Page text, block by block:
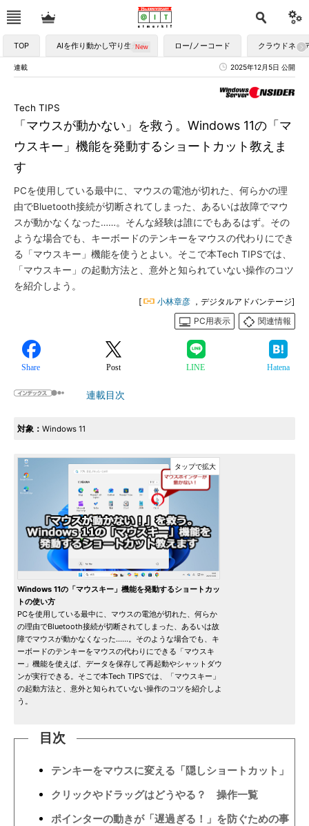
TOP AIを作り動かし守り生かす ロー/ノーコード クラウドネイ
連載 2025年12月5日 公開
「マウスが動かない」を救う。Windows 11の「マ
ウスキー」機能を発動するショートカット教えま
す
Tech TIPS
PCを使用している最中に、マウスの電池が切れた、何らかの理
由でBluetooth接続が切断されてしまった、あるいは故障でマウ
スが動かなくなった……。そんな経験は誰にでもあるはず。その
ような場合でも、キーボードのテンキーをマウスの代わりにでき
る「マウスキー」機能を使うとよい。そこで本Tech TIPSでは、
「マウスキー」の起動方法と、意外と知られていない操作のコツ
を紹介しよう。
[ 小林章彦 ，デジタルアドバンテージ]
PC用表示
関連情報
Share Post LINE Hatena
連載目次
対象： Windows 11
Windows 11の「マウスキー」機能を発動するショートカッ
トの使い方
PCを使用している最中に、マウスの電池が切れた、何らか
の理由でBluetooth接続が切断されてしまった、あるいは故
障でマウスが動かなくなった……。そのような場合でも、キ
ーボードのテンキーをマウスの代わりにできる「マウスキ
ー」機能を使えば、データを保存して再起動やシャットダウ
ンが実行できる。そこで本Tech TIPSでは、「マウスキー」
の起動方法と、意外と知られていない操作のコツを紹介しよ
う。
目次
テンキーをマウスに変える「隠しショートカット」
クリックやドラッグはどうやる？ 操作一覧
ポインターの動きが「遅過ぎる！」を防ぐための事